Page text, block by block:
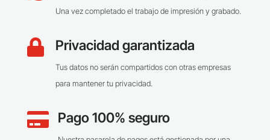
Una vez completado el trabajo de impresión y grabado.
 Privacidad garantizada
Tus datos no serán compartidos con otras empresas
para mantener tu privacidad.
 Pago 100% seguro